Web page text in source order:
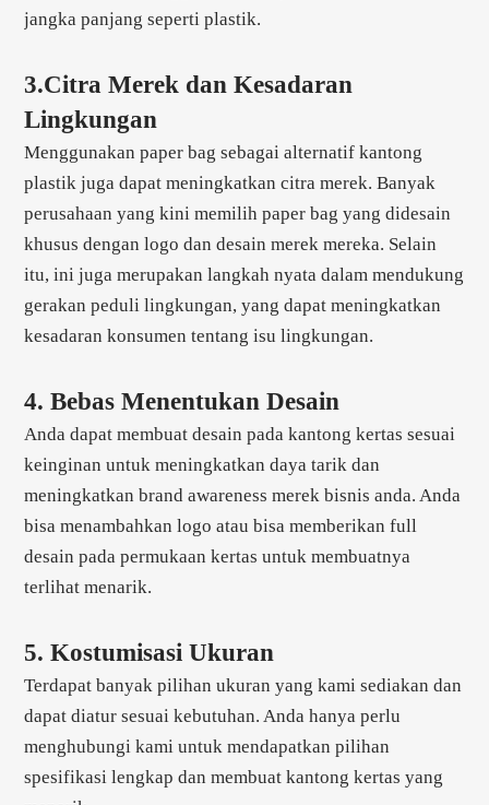
jangka panjang seperti plastik.
3.Citra Merek dan Kesadaran
Lingkungan
Menggunakan paper bag sebagai alternatif kantong
plastik juga dapat meningkatkan citra merek. Banyak
perusahaan yang kini memilih paper bag yang didesain
khusus dengan logo dan desain merek mereka. Selain
itu, ini juga merupakan langkah nyata dalam mendukung
gerakan peduli lingkungan, yang dapat meningkatkan
kesadaran konsumen tentang isu lingkungan.
4. Bebas Menentukan Desain
Anda dapat membuat desain pada kantong kertas sesuai
keinginan untuk meningkatkan daya tarik dan
meningkatkan brand awareness merek bisnis anda. Anda
bisa menambahkan logo atau bisa memberikan full
desain pada permukaan kertas untuk membuatnya
terlihat menarik.
5. Kostumisasi Ukuran
Terdapat banyak pilihan ukuran yang kami sediakan dan
dapat diatur sesuai kebutuhan. Anda hanya perlu
menghubungi kami untuk mendapatkan pilihan
spesifikasi lengkap dan membuat kantong kertas yang